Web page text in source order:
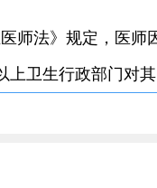
师法》规定，医师
卫生行政部门对其